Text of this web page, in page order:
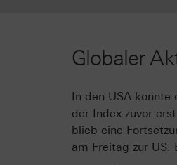
Globaler
In den USA konnte
der Index zuvor
blieb eine
am Freitag zur US.